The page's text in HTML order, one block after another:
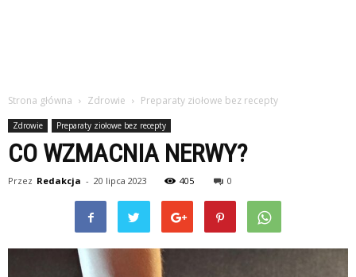
Strona główna Zdrowie Preparaty ziołowe bez recepty
Zdrowie Preparaty ziołowe bez recepty
CO WZMACNIA NERWY?
Przez Redakcja - 20 lipca 2023 405 0